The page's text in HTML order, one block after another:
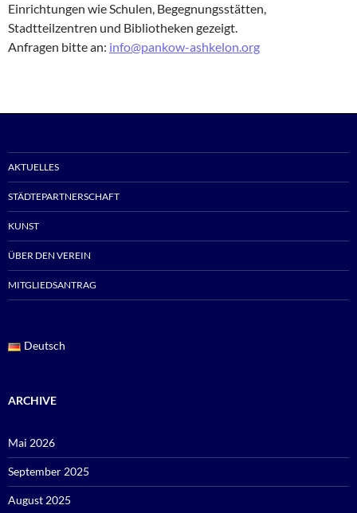
Einrichtungen wie Schulen, Begegnungsstätten,
Stadtteilzentren und Bibliotheken gezeigt.
Anfragen bitte an: info@pankow-ashkelon.org
AKTUELLES
STÄDTEPARTNERSCHAFT
KUNST
ÜBER DEN VEREIN
MITGLIEDSANTRAG
Deutsch
ARCHIVE
Mai 2026
September 2025
August 2025